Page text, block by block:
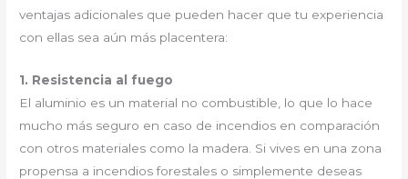
ventajas adicionales que pueden hacer que tu experiencia
con ellas sea aún más placentera:
1. Resistencia al fuego
El aluminio es un material no combustible, lo que lo hace
mucho más seguro en caso de incendios en comparación
con otros materiales como la madera. Si vives en una zona
propensa a incendios forestales o simplemente deseas